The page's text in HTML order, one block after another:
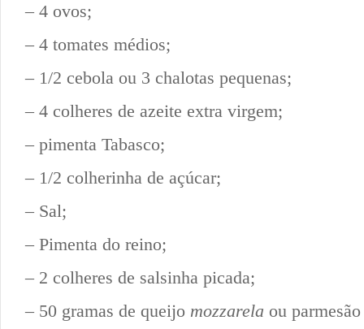
– 4 ovos;
– 4 tomates médios;
– 1/2 cebola ou 3 chalotas pequenas;
– 4 colheres de azeite extra virgem;
– pimenta Tabasco;
– 1/2 colherinha de açúcar;
– Sal;
– Pimenta do reino;
– 2 colheres de salsinha picada;
– 50 gramas de queijo mozzarela ou